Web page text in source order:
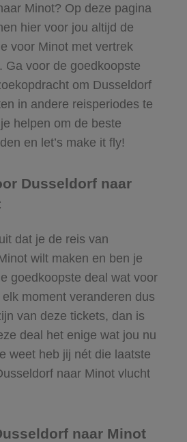
Minot? Op deze pagina
hier voor jou altijd de
voor Minot met vertrek
Ga voor de goedkoopste
om Dusseldorf
in andere reisperiodes te
helpen om de beste
en let’s make it fly!
Dusseldorf naar
dat je de reis van
wilt maken en ben je
goedkoopste deal wat voor
moment veranderen dus
van deze tickets, dan is
deal het enige wat jou nu
weet heb jij nét die laatste
naar Minot vlucht
naar Minot